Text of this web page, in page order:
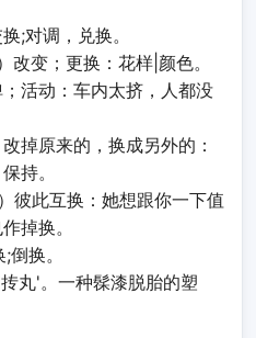
;对调，兑换。
变；更换：花样|颜色。
活动：车内太挤，人都没
掉原来的，换成另外的：
持。
彼此互换：她想跟你一下值
掉换。
换。
丸'。一种髹漆脱胎的塑